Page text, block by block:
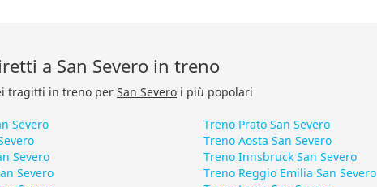
a San Severo in treno
tragitti in treno per San Severo i più popolari
Severo
Severo
Severo
Treno Prato San Severo
Treno Aosta San Severo
Treno Innsbruck San Severo
Treno Reggio Emilia San Severo